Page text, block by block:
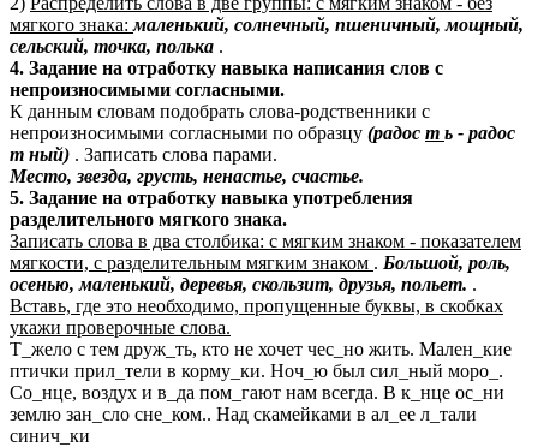
мягкого знака:маленький, солнечный, пшеничный, мощный,
сельский, точка, полька .
4. Задание на отработку навыка написания слов с
непроизносимыми согласными.
К данным словам подобрать слова-родственники с
непроизносимыми согласными по образцу (радос т ь - радос
т ный) . Записать слова парами.
Место, звезда, грусть, ненастье, счастье.
5. Задание на отработку навыка употребления
разделительного мягкого знака.
Записать слова в два столбика: с мягким знаком - показателем
мягкости, с разделительным мягким знаком . Большой, роль,
осенью, маленький, деревья, скользит, друзья, польет. .
Вставь, где это необходимо, пропущенные буквы, в скобках
укажи проверочные слова.
Т_жело с тем друж_ть, кто не хочет чес_но жить. Мален_кие
птички прил_тели в корму_ки. Ноч_ю был сил_ный моро_.
Со_нце, воздух и в_да пом_гают нам всегда. В к_нце ос_ни
землю зан_сло сне_ком.. Над скамейками в ал_ее л_тали
синич_ки